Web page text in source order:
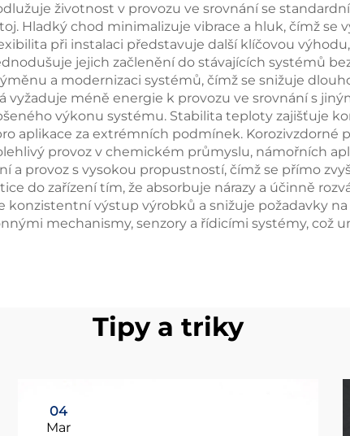
životnost v provozu ve srovnání se
Hladký chod minimalizuje vibrace a hluk, čímž se
při instalaci představuje další klíčovou
jejich začlenění do stávajících systémů
a modernizaci systémů, čímž se snižuje
méně energie k provozu ve srovnání s
výkonu systému. Stabilita teploty zajišťuje
aplikace za extrémních podmínek. Korozivzdorné
provoz v chemickém průmyslu, námořních
a provoz s vysokou propustností, čímž se přímo
do zařízení tím, že absorbuje nárazy a účinně
konzistentní výstup výrobků a snižuje požadavky
mechanismy, senzory a řídicími systémy, což
Tipy a triky
04
Mar